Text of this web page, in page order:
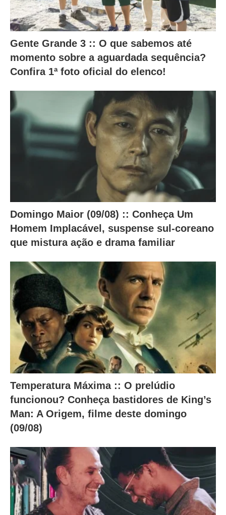
c
o
n
t
e
o
.
Gente Grande 3 :: O que sabemos até
momento sobre a aguardada sequência?
Confira 1ª foto oficial do elenco!
Domingo Maior (09/08) :: Conheça Um
Homem Implacável, suspense sul-coreano
que mistura ação e drama familiar
Temperatura Máxima :: O prelúdio
funcionou? Conheça bastidores de King’s
Man: A Origem, filme deste domingo
(09/08)